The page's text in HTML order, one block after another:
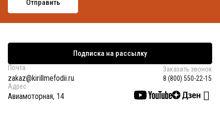
Подписка на рассылку
Почта
zakaz@kirillmefodii.ru
Заказать звонок
8 (800) 550-22-15
Адрес
Авиамоторная, 14